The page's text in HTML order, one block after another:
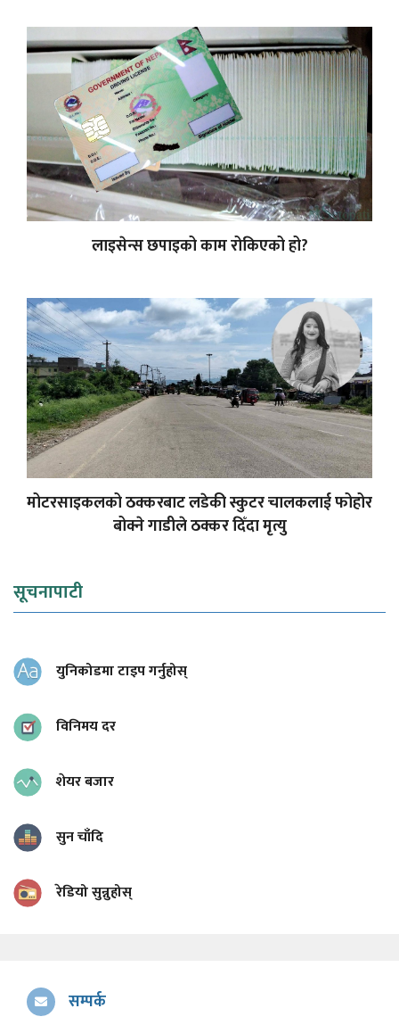
लाइसेन्स छपाइको काम रोकिएको हो?
मोटरसाइकलको ठक्करबाट लडेकी स्कुटर चालकलाई फोहोर
बोक्ने गाडीले ठक्कर दिँदा मृत्यु
सूचनापाटी
युनिकोडमा टाइप गर्नुहोस्
विनिमय दर
शेयर बजार
सुन चाँदि
रेडियो सुन्नुहोस्
सम्पर्क